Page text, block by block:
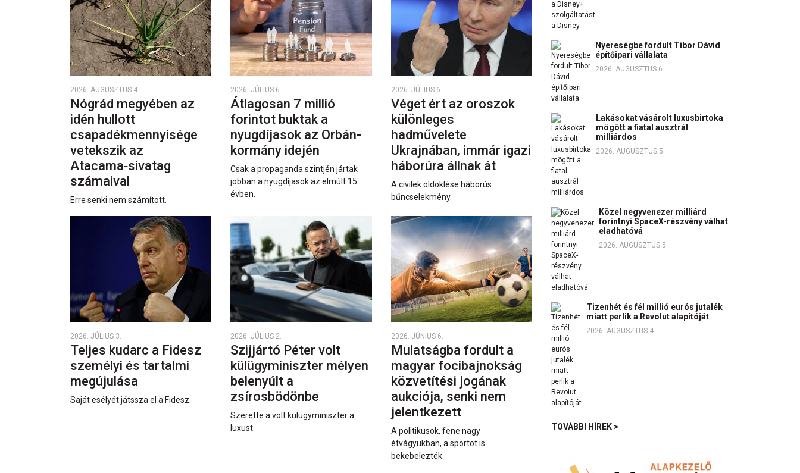
2026. AUGUSZTUS 4.
Nógrád megyében az
idén hullott
csapadékmennyisége
vetekszik az
Atacama‑sivatag
számaival
Erre senki nem számított.
2026. JÚLIUS 6.
Átlagosan 7 millió
forintot buktak a
nyugdíjasok az Orbán-
kormány idején
Csak a propaganda szintjén jártak
jobban a nyugdíjasok az elmúlt 15
évben.
2026. JÚLIUS 6.
Véget ért az oroszok
különleges
hadművelete
Ukrajnában, immár igazi
háborúra állnak át
A civilek öldöklése háborús
bűncselekmény.
2026. JÚLIUS 3.
Teljes kudarc a Fidesz
személyi és tartalmi
megújulása
Saját esélyét játssza el a Fidesz.
2026. JÚLIUS 2.
Szijjártó Péter volt
külügyminiszter mélyen
belenyúlt a
zsírosbödönbe
Szerette a volt külügyminiszter a
luxust.
2026. JÚNIUS 6.
Mulatságba fordult a
magyar focibajnokság
közvetítési jogának
aukciója, senki nem
jelentkezett
A politikusok, fene nagy
étvágyukban, a sportot is
bekebelezték.
Nyereségbe fordult Tibor Dávid
építőipari vállalata
2026. AUGUSZTUS 6.
Lakásokat vásárolt luxusbirtoka
mögött a fiatal ausztrál
milliárdos
2026. AUGUSZTUS 5.
Közel negyvenezer milliárd
forintnyi SpaceX-részvény válhat
eladhatóvá
2026. AUGUSZTUS 5.
Tizenhét és fél millió eurós jutalék
miatt perlik a Revolut alapítóját
2026. AUGUSZTUS 4.
TOVÁBBI HÍREK >